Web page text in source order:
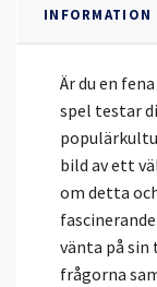
INFORMATION
Är du en
spel testar
bild av ett
om detta
vänta på sin
frågorna